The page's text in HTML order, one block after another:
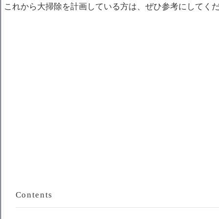
これから大掃除を計画している方は、ぜひ参考にしてく
Contents